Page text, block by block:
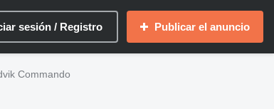
sesión / Registro Publicar el anuncio
Commando